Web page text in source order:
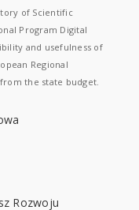
of Scientific
Program Digital
and usefulness of
Regional
the state budget.